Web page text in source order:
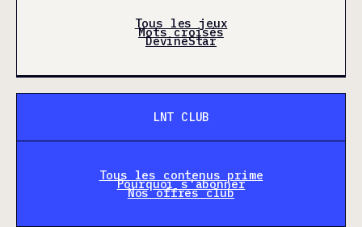
Tous les jeux
Mots croisés
DevineStar
LNT CLUB
Tous les contenus prime
Pourquoi s'abonner
Nos offres club